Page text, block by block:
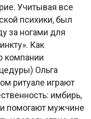
Учитывая все
психики, был
за ногами для
Как
компании
Ольга
ритуале играют
имбирь,
помогают мужчине